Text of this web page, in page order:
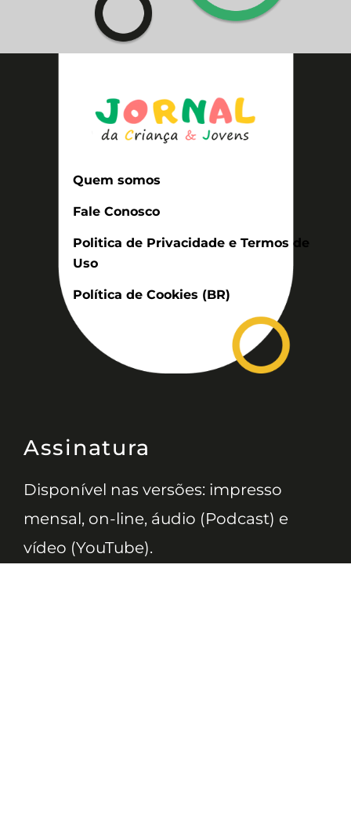
Quem somos
Fale Conosco
Politica de Privacidade e Termos de
Uso
Política de Cookies (BR)
Assinatura
Disponível nas versões: impresso
mensal, on-line, áudio (Podcast) e
vídeo (YouTube).